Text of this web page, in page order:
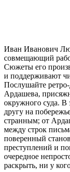
Иван Иванович
совмещающий
Сюжеты его
и поддерживают
Послушайте
Ардашева,
окружного суда. В
другу на
странным; от
между строк
поверенный
преступлений и
очередное
раскрыть, ни у